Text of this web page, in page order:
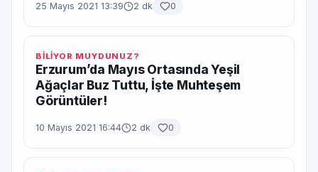
25 Mayıs 2021 13:39 2 dk 0
BİLİYOR MUYDUNUZ?
Erzurum’da Mayıs Ortasında Yeşil
Ağaçlar Buz Tuttu, İşte Muhteşem
Görüntüler!
10 Mayıs 2021 16:44 2 dk 0